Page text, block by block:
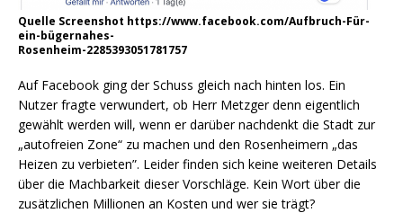
Quelle Screenshot https://www.facebook.com/Aufbruch-Für-
ein-bügernahes-
Rosenheim-2285393051781757
Auf Facebook ging der Schuss gleich nach hinten los. Ein
Nutzer fragte verwundert, ob Herr Metzger denn eigentlich
gewählt werden will, wenn er darüber nachdenkt die Stadt zur
„autofreien Zone“ zu machen und den Rosenheimern „das
Heizen zu verbieten”. Leider finden sich keine weiteren Details
über die Machbarkeit dieser Vorschläge. Kein Wort über die
zusätzlichen Millionen an Kosten und wer sie trägt?